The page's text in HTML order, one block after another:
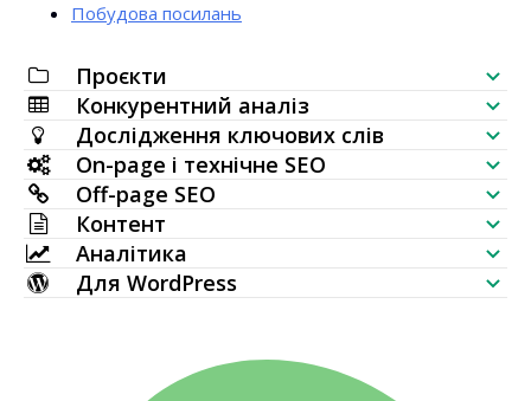
Побудова посилань
Проєкти
SEO-чеклист
Конкурентний аналіз
Перевірка видимості сайту
Аналіз SERP
Дослідження ключових слів
Генератор ключових слів
Масова перевірка обсягу пошуку
Ідеї ключових слів (онлайн дані)
On-page і технічне SEO
SEO-аудит
Вживання ключових слів
HTTP-запит
Off-page SEO
Перевірка зовнішніх посилань
Найбільш лінковані сторінки
Втрачені беклінки
Контент
Генератор AI-статей
Генератор мета-тегів
Аналітика
Перевірка позицій ключових слів
Перевірка SERP
Для WordPress
Мульти тема WordPress